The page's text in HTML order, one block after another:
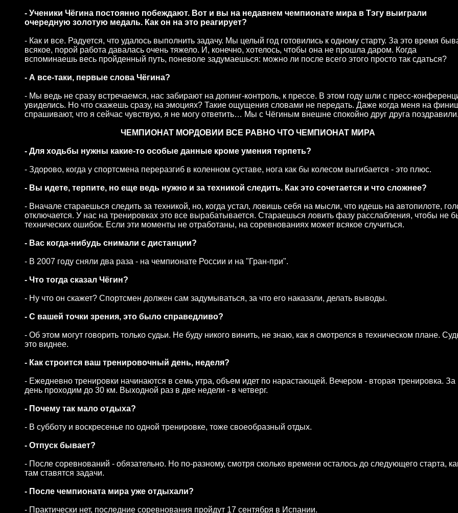
- Ученики Чёгина постоянно побеждают. Вот и вы на недавнем чемпионате мира в Тэгу выиграли
очередную золотую медаль. Как он на это реагирует?
- Как и все. Радуется, что удалось выполнить задачу. Мы целый год готовились к одному старту. За это время
всякое, порой работа давалась очень тяжело. И, конечно, хотелось, чтобы она не прошла даром. Когда
вспоминаешь весь пройденный путь, поневоле задумаешься: можно ли после всего этого просто так сдаться?
- А все-таки, первые слова Чёгина?
- Мы ведь не сразу встречаемся, нас забирают на допинг-контроль, к прессе. В этом году шли с пресс-
увиделись. Но что скажешь сразу, на эмоциях? Такие ощущения словами не передать. Даже когда меня на
спрашивают, что я сейчас чувствую, я не могу ответить… Мы с Чёгиным внешне спокойно друг друга поздравили.
ЧЕМПИОНАТ МОРДОВИИ ВСЕ РАВНО ЧТО ЧЕМПИОНАТ МИРА
- Для ходьбы нужны какие-то особые данные кроме умения терпеть?
- Здорово, когда у спортсмена переразгиб в коленном суставе, нога как бы колесом выгибается - это плюс.
- Вы идете, терпите, но еще ведь нужно и за техникой следить. Как это сочетается и что сложнее?
- Вначале стараешься следить за техникой, но, когда устал, ловишь себя на мысли, что идешь на автопилоте,
отключается. У нас на тренировках это все вырабатывается. Стараешься ловить фазу расслабления, чтобы не
технических ошибок. Если эти моменты не отработаны, на соревнованиях может всякое случиться.
- Вас когда-нибудь снимали с дистанции?
- В 2007 году сняли два раза - на чемпионате России и на "Гран-при".
- Что тогда сказал Чёгин?
- Ну что он скажет? Спортсмен должен сам задумываться, за что его наказали, делать выводы.
- С вашей точки зрения, это было справедливо?
- Об этом могут говорить только судьи. Не буду никого винить, не знаю, как я смотрелся в техническом плане.
это виднее.
- Как строится ваш тренировочный день, неделя?
- Ежедневно тренировки начинаются в семь утра, объем идет по нарастающей. Вечером - вторая тренировка. За
день проходим до 30 км. Выходной раз в две недели - в четверг.
- Почему так мало отдыха?
- В субботу и воскресенье по одной тренировке, тоже своеобразный отдых.
- Отпуск бывает?
- После соревнований - обязательно. Но по-разному, смотря сколько времени осталось до следующего старта,
там ставятся задачи.
- После чемпионата мира уже отдыхали?
- Практически нет, последние соревнования пройдут 17 сентября в Испании.